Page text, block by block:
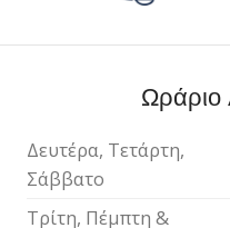
Ωράριο
Δευτέρα, Τετάρτη,
Σάββατο
Τρίτη, Πέμπτη &